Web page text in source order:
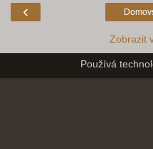
‹
Zobrazit
Používá